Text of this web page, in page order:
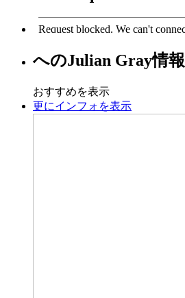
へのJulian Gray情報
おすすめを表示
更にインフォを表示